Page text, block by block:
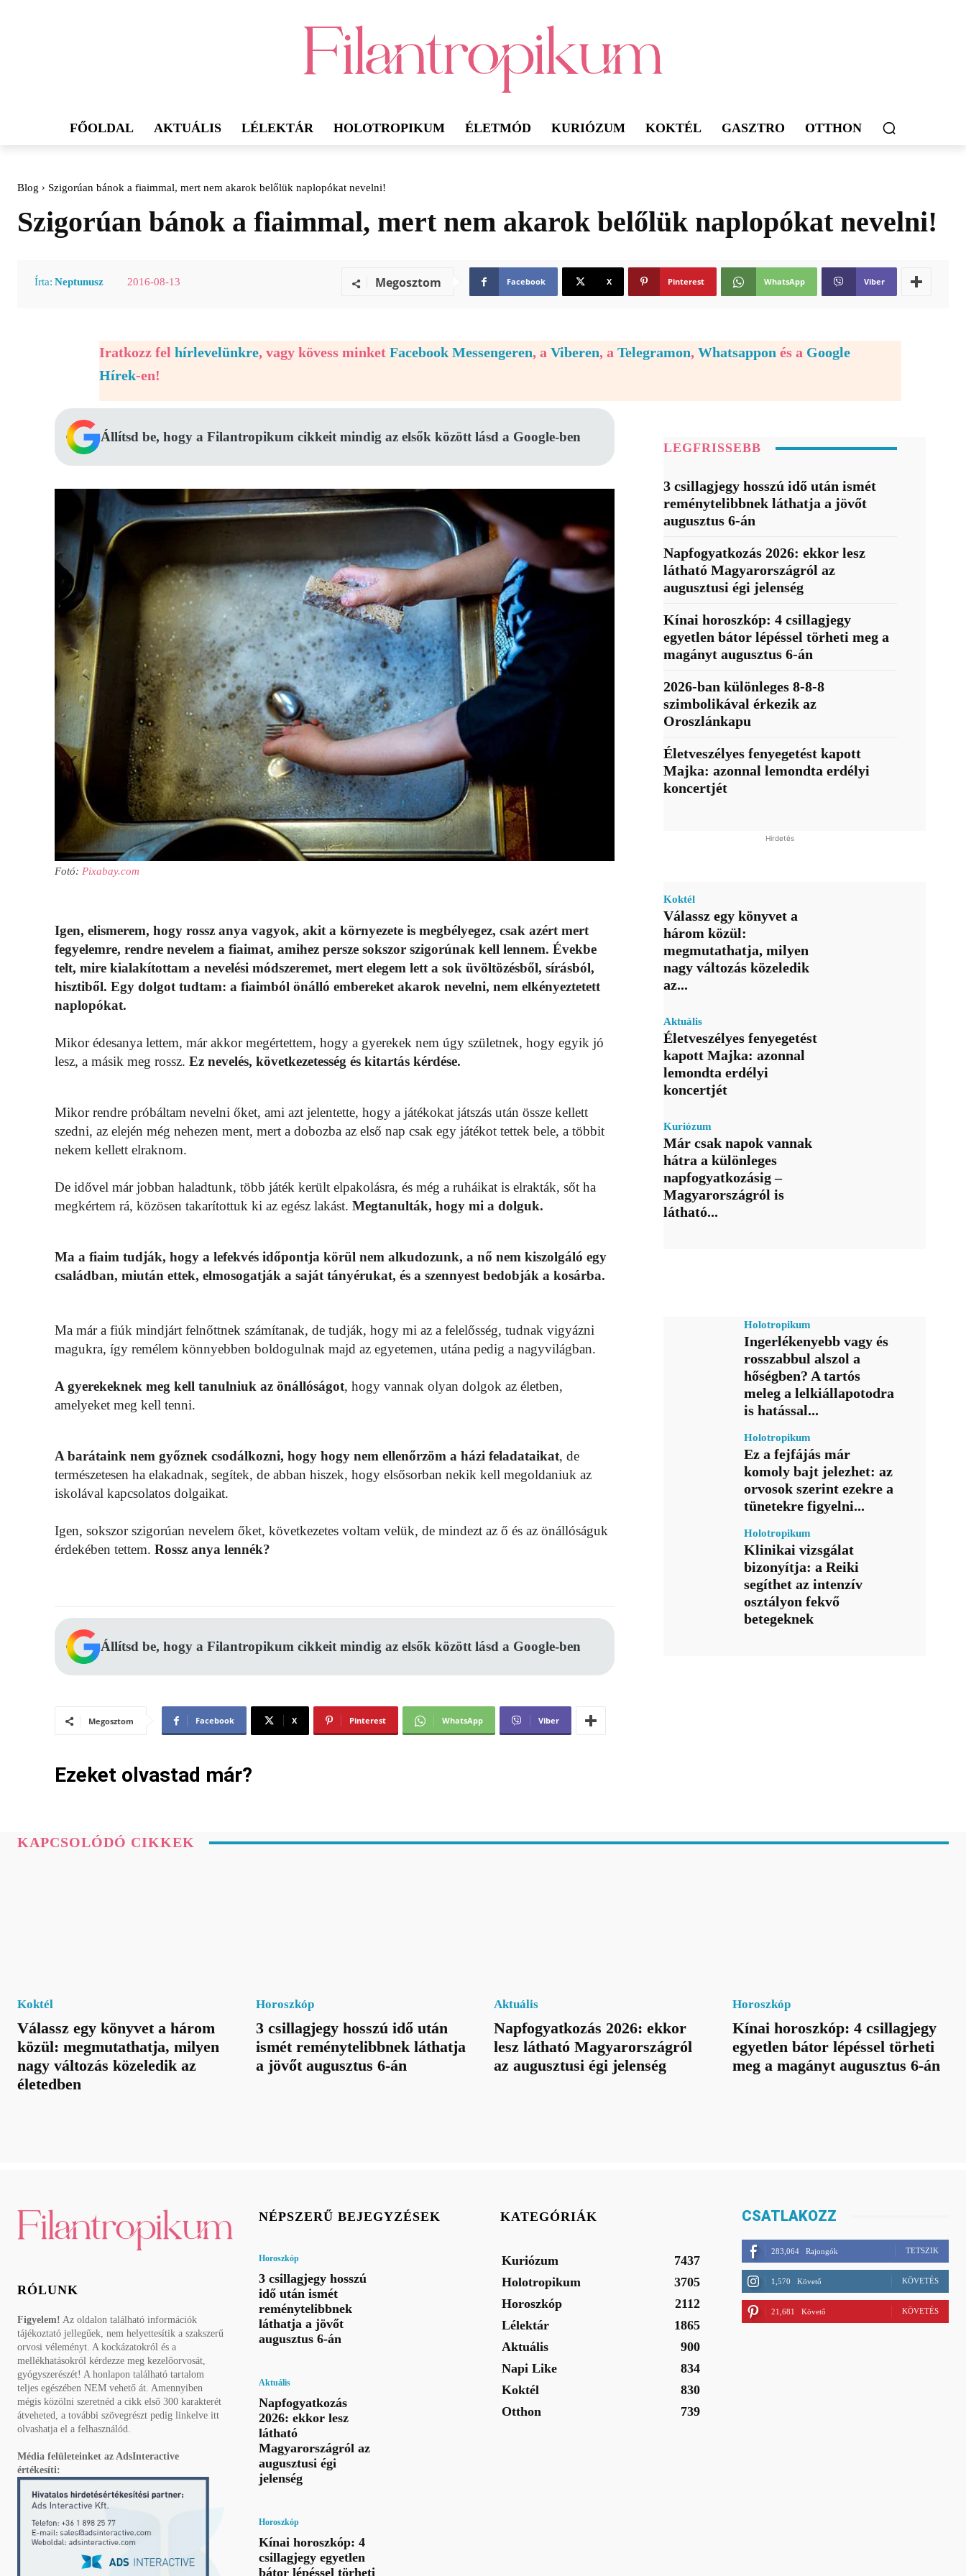
FŐOLDAL AKTUÁLIS LÉLEKTÁR HOLOTROPIKUM ÉLETMÓD KURIÓZUM KOKTÉL GASZTRO OTTHON
Blog Szigorúan bánok a fiaimmal, mert nem akarok belőlük naplopókat nevelni!
Szigorúan bánok a fiaimmal, mert nem akarok belőlük naplopókat nevelni!
Írta: Neptunusz 2016-08-13 Megosztom Facebook X Pinterest WhatsApp Viber
Iratkozz fel hírlevelünkre, vagy kövess minket Facebook Messengeren, a Viberen, a Telegramon, Whatsappon és a Google
Hírek-en!
Állítsd be, hogy a Filantropikum cikkeit mindig az elsők között lásd a Google-ben
Fotó: Pixabay.com
Igen, elismerem, hogy rossz anya vagyok, akit a környezete is megbélyegez, csak azért mert
fegyelemre, rendre nevelem a fiaimat, amihez persze sokszor szigorúnak kell lennem. Évekbe
telt, mire kialakítottam a nevelési módszeremet, mert elegem lett a sok üvöltözésből, sírásból,
hisztiből. Egy dolgot tudtam: a fiaimból önálló embereket akarok nevelni, nem elkényeztetett
naplopókat.
Mikor édesanya lettem, már akkor megértettem, hogy a gyerekek nem úgy születnek, hogy egyik jó
lesz, a másik meg rossz. Ez nevelés, következetesség és kitartás kérdése.
Mikor rendre próbáltam nevelni őket, ami azt jelentette, hogy a játékokat játszás után össze kellett
szedni, az elején még nehezen ment, mert a dobozba az első nap csak egy játékot tettek bele, a többit
nekem kellett elraknom.
De idővel már jobban haladtunk, több játék került elpakolásra, és még a ruháikat is elrakták, sőt ha
megkértem rá, közösen takarítottuk ki az egész lakást. Megtanulták, hogy mi a dolguk.
Ma a fiaim tudják, hogy a lefekvés időpontja körül nem alkudozunk, a nő nem kiszolgáló egy
családban, miután ettek, elmosogatják a saját tányérukat, és a szennyest bedobják a kosárba.
Ma már a fiúk mindjárt felnőttnek számítanak, de tudják, hogy mi az a felelősség, tudnak vigyázni
magukra, így remélem könnyebben boldogulnak majd az egyetemen, utána pedig a nagyvilágban.
A gyerekeknek meg kell tanulniuk az önállóságot, hogy vannak olyan dolgok az életben,
amelyeket meg kell tenni.
A barátaink nem győznek csodálkozni, hogy hogy nem ellenőrzöm a házi feladataikat, de
természetesen ha elakadnak, segítek, de abban hiszek, hogy elsősorban nekik kell megoldaniuk az
iskolával kapcsolatos dolgaikat.
Igen, sokszor szigorúan nevelem őket, következetes voltam velük, de mindezt az ő és az önállóságuk
érdekében tettem. Rossz anya lennék?
Állítsd be, hogy a Filantropikum cikkeit mindig az elsők között lásd a Google-ben
Megosztom Facebook X Pinterest WhatsApp Viber
Ezeket olvastad már?
LEGFRISSEBB
3 csillagjegy hosszú idő után ismét
reménytelibbnek láthatja a jövőt
augusztus 6-án
Napfogyatkozás 2026: ekkor lesz
látható Magyarországról az
augusztusi égi jelenség
Kínai horoszkóp: 4 csillagjegy
egyetlen bátor lépéssel törheti meg a
magányt augusztus 6-án
2026-ban különleges 8-8-8
szimbolikával érkezik az
Oroszlánkapu
Életveszélyes fenyegetést kapott
Majka: azonnal lemondta erdélyi
koncertjét
Hirdetés
Koktél
Válassz egy könyvet a
három közül:
megmutathatja, milyen
nagy változás közeledik
az...
Aktuális
Életveszélyes fenyegetést
kapott Majka: azonnal
lemondta erdélyi
koncertjét
Kuriózum
Már csak napok vannak
hátra a különleges
napfogyatkozásig –
Magyarországról is
látható...
Holotropikum
Ingerlékenyebb vagy és
rosszabbul alszol a
hőségben? A tartós
meleg a lelkiállapotodra
is hatással...
Holotropikum
Ez a fejfájás már
komoly bajt jelezhet: az
orvosok szerint ezekre a
tünetekre figyelni...
Holotropikum
Klinikai vizsgálat
bizonyítja: a Reiki
segíthet az intenzív
osztályon fekvő
betegeknek
KAPCSOLÓDÓ CIKKEK
Koktél
Válassz egy könyvet a három
közül: megmutathatja, milyen
nagy változás közeledik az
életedben
Horoszkóp
3 csillagjegy hosszú idő után
ismét reménytelibbnek láthatja
a jövőt augusztus 6-án
Aktuális
Napfogyatkozás 2026: ekkor
lesz látható Magyarországról
az augusztusi égi jelenség
Horoszkóp
Kínai horoszkóp: 4 csillagjegy
egyetlen bátor lépéssel törheti
meg a magányt augusztus 6-án
RÓLUNK
Figyelem! Az oldalon található információk
tájékoztató jellegűek, nem helyettesítik a szakszerű
orvosi véleményt. A kockázatokról és a
mellékhatásokról kérdezze meg kezelőorvosát,
gyógyszerészét! A honlapon található tartalom
teljes egészében NEM vehető át. Amennyiben
mégis közölni szeretnéd a cikk első 300 karakterét
átveheted, a további szövegrészt pedig linkelve itt
olvashatja el a felhasználód.
Média felületeinket az AdsInteractive
értékesíti:
NÉPSZERŰ BEJEGYZÉSEK
Horoszkóp
3 csillagjegy hosszú
idő után ismét
reménytelibbnek
láthatja a jövőt
augusztus 6-án
Aktuális
Napfogyatkozás
2026: ekkor lesz
látható
Magyarországról az
augusztusi égi
jelenség
Horoszkóp
Kínai horoszkóp: 4
csillagjegy egyetlen
bátor lépéssel törheti
KATEGÓRIÁK
Kuriózum
7437
Holotropikum
3705
Horoszkóp
2112
Lélektár
1865
Aktuális
900
Napi Like
834
Koktél
830
Otthon
739
CSATLAKOZZ
283,064 Rajongók TETSZIK
1,570 Követő KÖVETÉS
21,681 Követő KÖVETÉS